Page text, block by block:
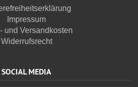
Impressum
und Versandkosten
Widerrufsrecht
SOCIAL MEDIA